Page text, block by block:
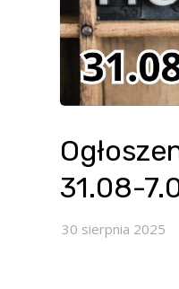
31.08-
30 sierpnia 2025